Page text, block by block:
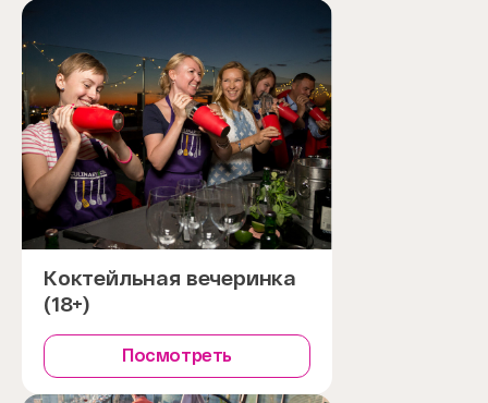
Коктейльная вечеринка
(18+)
Посмотреть